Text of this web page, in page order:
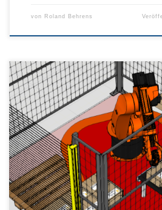
von Roland Behrens
Sicherheitsabstände für
Abstandsüberwachung einfach planen.
unserem neusten Add-On für VC aus!